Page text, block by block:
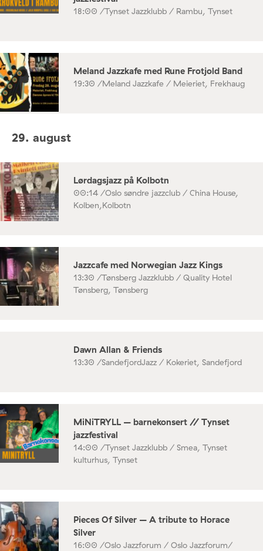
18:00 /Tynset Jazzklubb / Rambu, Tynset
Meland Jazzkafe med Rune Frotjold Band
19:30 /Meland Jazzkafe / Meieriet, Frekhaug
29. august
Lørdagsjazz på Kolbotn
00:14 /Oslo søndre jazzclub / China House,
Kolben,Kolbotn
Jazzcafe med Norwegian Jazz Kings
13:30 /Tønsberg Jazzklubb / Quality Hotel
Tønsberg, Tønsberg
Dawn Allan & Friends
13:30 /SandefjordJazz / Kokeriet, Sandefjord
MiNiTRYLL – barnekonsert // Tynset
jazzfestival
14:00 /Tynset Jazzklubb / Smea, Tynset
kulturhus, Tynset
Pieces Of Silver – A tribute to Horace
Silver
16:00 /Oslo Jazzforum / Oslo Jazzforum/